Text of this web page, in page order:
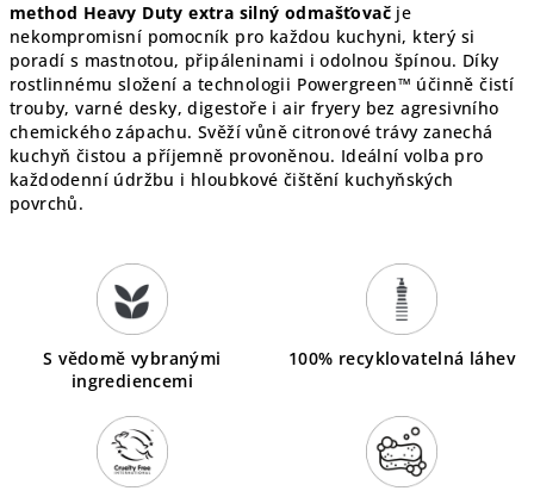
method Heavy Duty extra silný odmašťovač je
nekompromisní pomocník pro každou kuchyni, který si
poradí s mastnotou, připáleninami i odolnou špínou. Díky
rostlinnému složení a technologii Powergreen™ účinně čistí
trouby, varné desky, digestoře i air fryery bez agresivního
chemického zápachu. Svěží vůně citronové trávy zanechá
kuchyň čistou a příjemně provoněnou. Ideální volba pro
každodenní údržbu i hloubkové čištění kuchyňských
povrchů.
S vědomě vybranými
ingrediencemi
100% recyklovatelná láhev